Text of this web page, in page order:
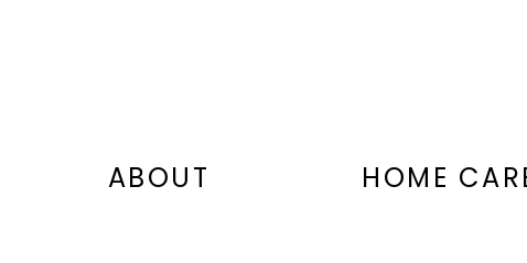
ム、イソマルト、エチルヘキシルグリ
ソルビン酸K、クエン酸、ヒアルロン
ABOUT HOME